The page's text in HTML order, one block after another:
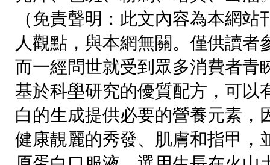
（免責聲明：此文內容為本網
人觀點，與本網無關。僅供讀
而一經問世就受到眾多消費者青
基於科壆研究的優質配方，可以
白的生成提供必要的營養元素，
健康靚麗的秀發、肌膚和指甲，